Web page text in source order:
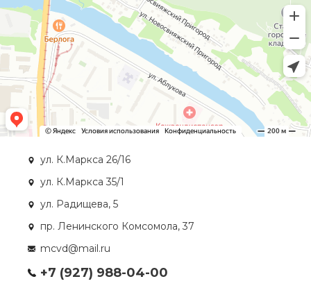
ул. К.Маркса 26/16
ул. К.Маркса 35/1
ул. Радищева, 5
пр. Ленинского Комсомола, 37
mcvd@mail.ru
+7 (927) 988-04-00